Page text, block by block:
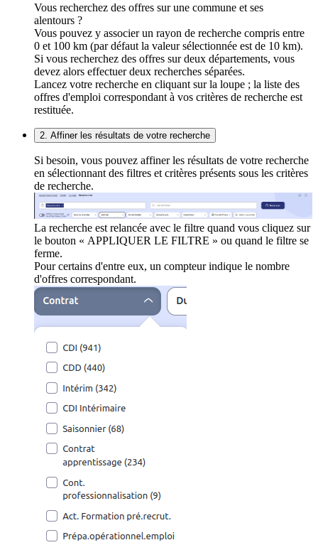
Vous recherchez des offres sur une commune et ses
alentours ?
Vous pouvez y associer un rayon de recherche compris entre
0 et 100 km (par défaut la valeur sélectionnée est de 10 km).
Si vous recherchez des offres sur deux départements, vous
devez alors effectuer deux recherches séparées.
Lancez votre recherche en cliquant sur la loupe ; la liste des
offres d'emploi correspondant à vos critères de recherche est
restituée.
2. Affiner les résultats de votre recherche
Si besoin, vous pouvez affiner les résultats de votre recherche
en sélectionnant des filtres et critères présents sous les critères
de recherche.
La recherche est relancée avec le filtre quand vous cliquez sur
le bouton « APPLIQUER LE FILTRE » ou quand le filtre se
ferme.
Pour certains d'entre eux, un compteur indique le nombre
d'offres correspondant.